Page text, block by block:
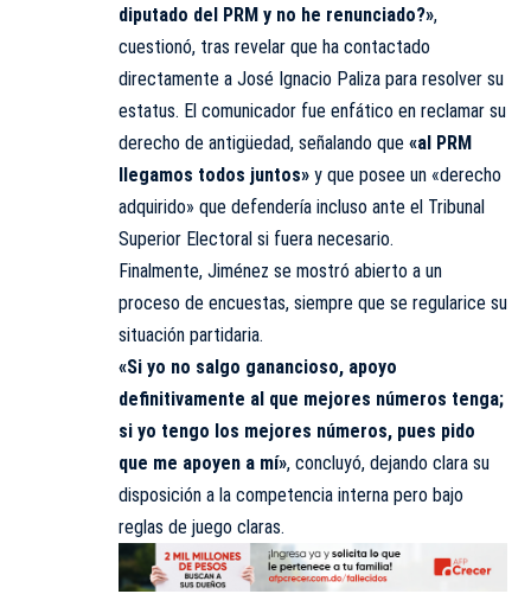
diputado del PRM y no he renunciado?»,
cuestionó, tras revelar que ha contactado
directamente a José Ignacio Paliza para resolver su
estatus. El comunicador fue enfático en reclamar su
derecho de antigüedad, señalando que «al PRM
llegamos todos juntos» y que posee un «derecho
adquirido» que defendería incluso ante el Tribunal
Superior Electoral si fuera necesario.
Finalmente, Jiménez se mostró abierto a un
proceso de encuestas, siempre que se regularice su
situación partidaria.
«Si yo no salgo ganancioso, apoyo
definitivamente al que mejores números tenga;
si yo tengo los mejores números, pues pido
que me apoyen a mí», concluyó, dejando clara su
disposición a la competencia interna pero bajo
reglas de juego claras.